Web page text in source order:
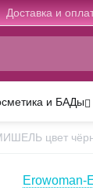
Доставка и
и БАДы
цвет
Erowoman-